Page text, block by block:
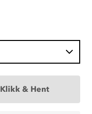
Klikk & Hent